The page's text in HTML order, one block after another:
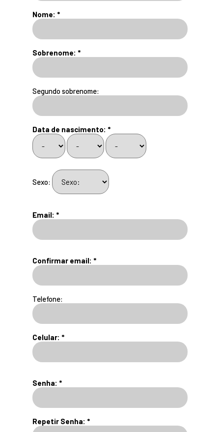
Nome: *
Sobrenome: *
Segundo sobrenome:
Data de nascimento: *
Sexo:
Email: *
Confirmar email: *
Telefone:
Celular: *
Senha: *
Repetir Senha: *